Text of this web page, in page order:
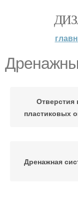
Отверстия
пластиковых
Дренажная